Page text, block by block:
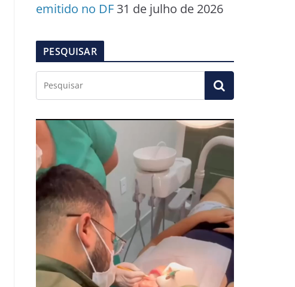
emitido no DF 31 de julho de 2026
PESQUISAR